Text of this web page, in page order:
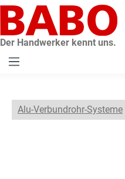
springen
Der Handwerker kennt uns.
Alu-Verbundrohr-Systeme